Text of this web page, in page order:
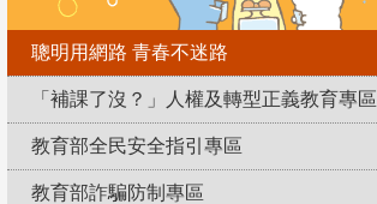
聰明用網路 青春不迷路
「補課了沒？」人權及轉型正義教育專區
教育部全民安全指引專區
教育部詐騙防制專區